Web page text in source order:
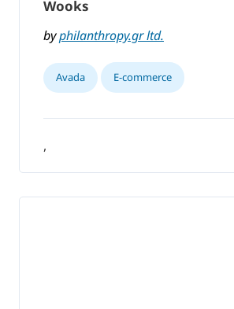
Wooks
byphilanthropy.gr ltd.
Avada E-commerce
,